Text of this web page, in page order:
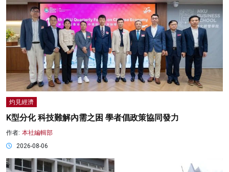
灼見經濟
K型分化 科技難解內需之困 學者倡政策協同發力
作者: 本社編輯部
2026-08-06